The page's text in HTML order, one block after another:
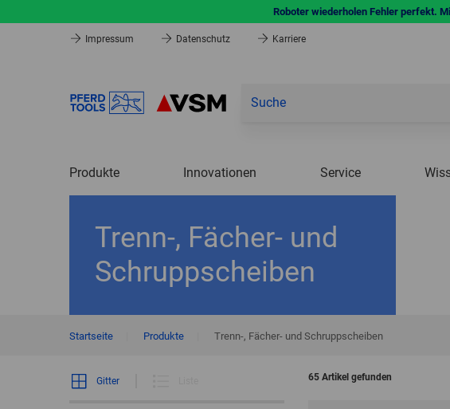
Roboter wiederholen Fehler perfekt.
Impressum Datenschutz Karriere
Produkte Innovationen Service
Trenn-, Fächer- und
Schruppscheiben
Startseite Produkte Trenn-, Fächer- und Schruppscheiben
Gitter 65 Artikel gefunden